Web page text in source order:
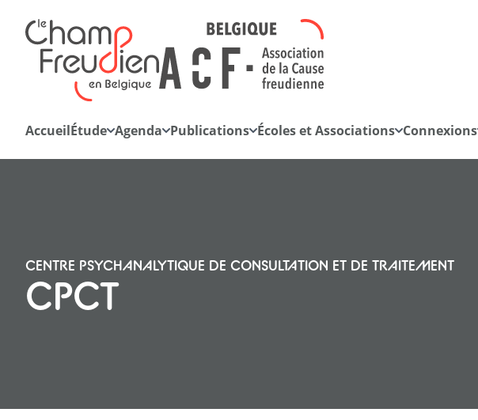
Retourner à l'accueil
AccueilÉtude Agenda Publications
Quarto
Écoles et Associations Connexions
CPCT
CENTRE PSYCHANALYTIQUE DE CONSULTATION ET DE TRAITEMENT